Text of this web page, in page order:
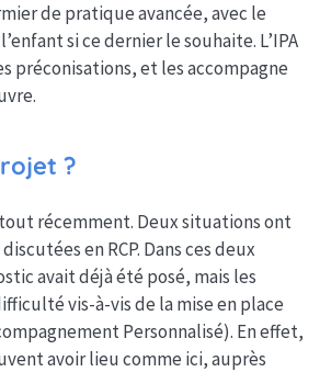
de pratique avancée, avec le
si ce dernier le souhaite. L’IPA
préconisations, et les accompagne
?
récemment. Deux situations ont
en RCP. Dans ces deux
avait déjà été posé, mais les
vis-à-vis de la mise en place
Personnalisé). En effet,
avoir lieu comme ici, auprès